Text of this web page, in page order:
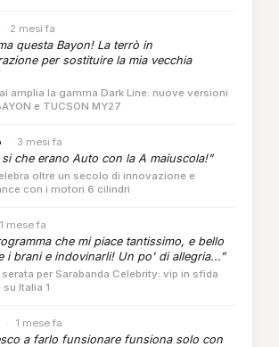
· 2 mesi fa
questa Bayon! La terrò in
per sostituire la mia vecchia
amplia la gamma Dark Line: nuove versioni
e TUCSON MY27
· 3 mesi fa
si che erano Auto con la A maiuscola!”
oltre un secolo di innovazione e
con i motori 6 cilindri
1 mese fa
che mi piace tantissimo, e bello
i brani e indovinarli! Un po' di allegria...”
per Sarabanda Celebrity: vip in sfida
Italia 1
· 1 mese fa
a farlo funsionare funsiona solo con